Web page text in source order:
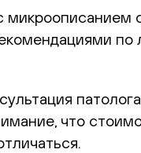
микроописанием
по
что